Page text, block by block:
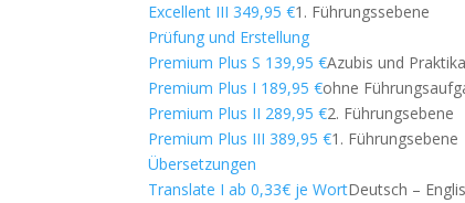
Excellent III 349,95 €1. Führungssebene
Prüfung und Erstellung
Premium Plus S 139,95 €Azubis und
Premium Plus I 189,95 €ohne
Premium Plus II 289,95 €2. Führungsebene
Premium Plus III 389,95 €1. Führungsebene
Übersetzungen
Translate I ab 0,33€ je WortDeutsch –